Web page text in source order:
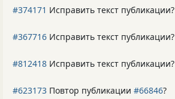
#374171 Исправить текст публикации?
#367716 Исправить текст публикации?
#812418 Исправить текст публикации?
#623173 Повтор публикации #66846?